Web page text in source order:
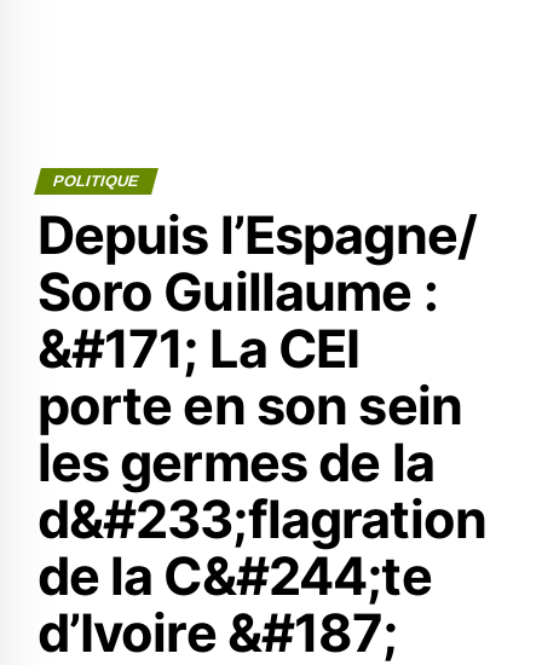
POLITIQUE
Depuis l’Espagne/
Soro Guillaume :
&#171; La CEI
porte en son sein
les germes de la
d&#233;flagration
de la C&#244;te
d’Ivoire &#187;